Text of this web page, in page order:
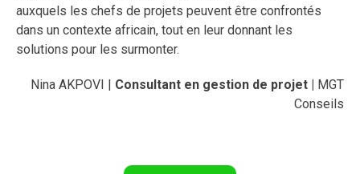
auxquels les chefs de projets peuvent être confrontés
dans un contexte africain, tout en leur donnant les
solutions pour les surmonter.
Nina AKPOVI | Consultant en gestion de projet | MGT
Conseils